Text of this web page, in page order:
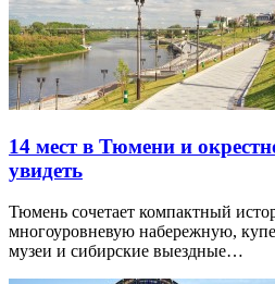
14 мест в Тюмени и
увидеть
Тюмень сочетает компактный
многоуровневую набережную,
музеи и сибирские выездные…